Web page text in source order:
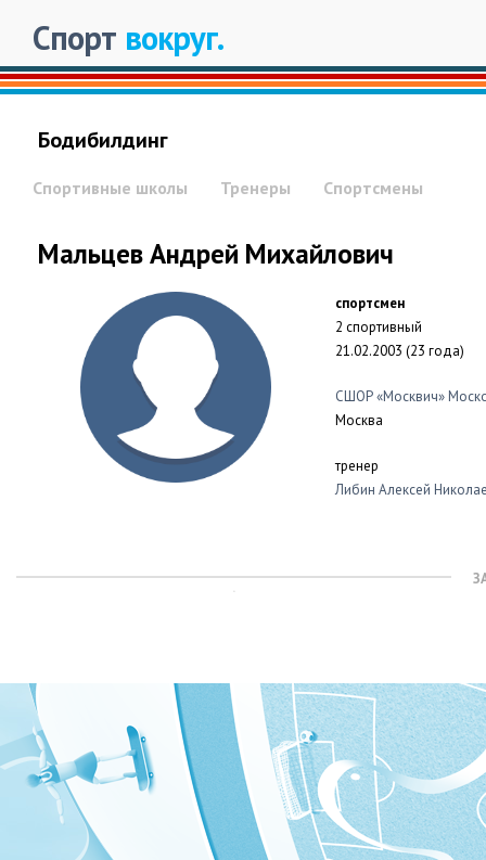
Спорт вокруг.
Бодибилдинг
Спортивные школы Тренеры Спортсмены
Мальцев Андрей Михайлович
спортсмен
2 спортивный
21.02.2003 (23 года)
СШОР «Москвич»
Москва
тренер
Либин Алексей